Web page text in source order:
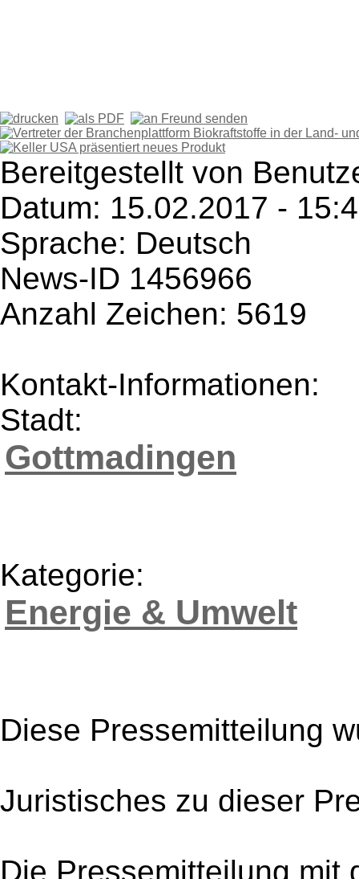
Bereitgestellt von
Datum: 15.02.2017 -
Sprache: Deutsch
News-ID 1456966
Anzahl Zeichen: 5619
Kontakt-Informationen:
Stadt:
Gottmadingen
Kategorie:
Energie & Umwelt
Diese Pressemitteilung
Juristisches zu dieser
Die Pressemitteilung mit